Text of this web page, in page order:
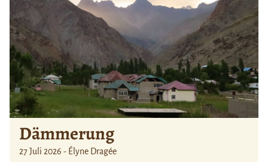
Dämmerung
27 Juli 2026 - Élyne Dragée